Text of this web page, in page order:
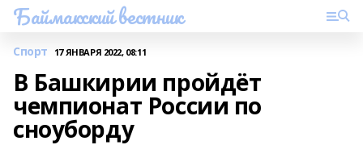
Баймакский вестник
Спорт 17 ЯНВАРЯ 2022, 08:11
В Башкирии пройдёт
чемпионат России по
сноуборду